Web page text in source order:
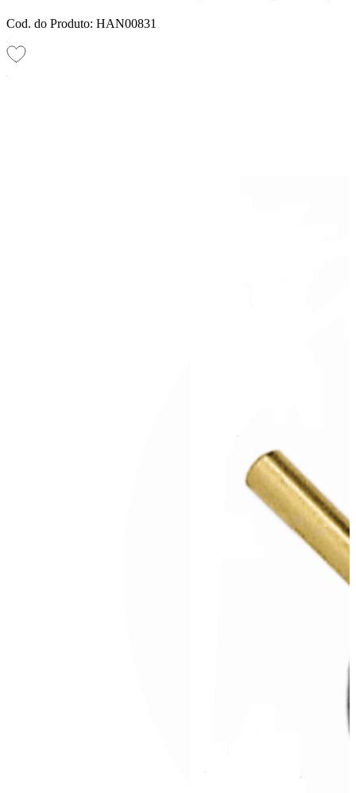
Cod. do Produto: HAN00831